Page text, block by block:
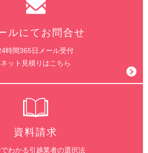
ルにてお問合せ
時間365日メール受付
ネット見積りはこちら
資料請求
わかる引越業者の選択法